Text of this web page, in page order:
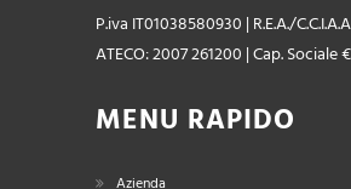
P.iva IT01038580930 | R.E.A./
ATECO: 2007 261200 | Cap. Sociale
MENU RAPIDO
Azienda